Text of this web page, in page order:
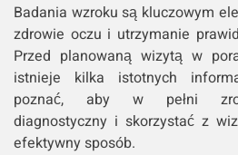
Badania wzroku są kluczowym
zdrowie oczu i utrzymanie
Przed planowaną wizytą w
istnieje kilka istotnych
poznać, aby w pełni
diagnostyczny i skorzystać z
efektywny sposób.